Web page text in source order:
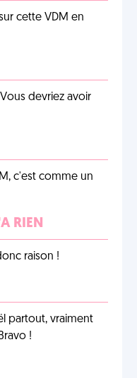
cette VDM en
devriez avoir
c'est comme un
RIEN
raison !
partout, vraiment
!